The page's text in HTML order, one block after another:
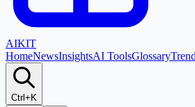
AIKIT
HomeNewsInsightsAI ToolsGlossary
Ctrl+K